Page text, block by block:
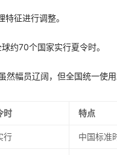
征进行调整。
约70个国家实行夏令时。
幅员辽阔，但全国统一使用
时 特点
行 中国标准